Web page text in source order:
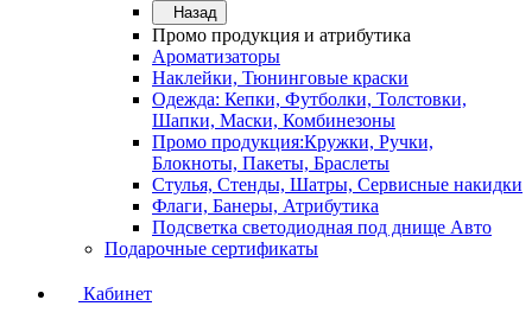
Назад
Промо продукция и атрибутика
Ароматизаторы
Наклейки, Тюнинговые краски
Одежда: Кепки, Футболки, Толстовки,
Шапки, Маски, Комбинезоны
Промо продукция:Кружки, Ручки,
Блокноты, Пакеты, Браслеты
Стулья, Стенды, Шатры, Сервисные накидки
Флаги, Банеры, Атрибутика
Подсветка светодиодная под днище Авто
Подарочные сертификаты
Кабинет